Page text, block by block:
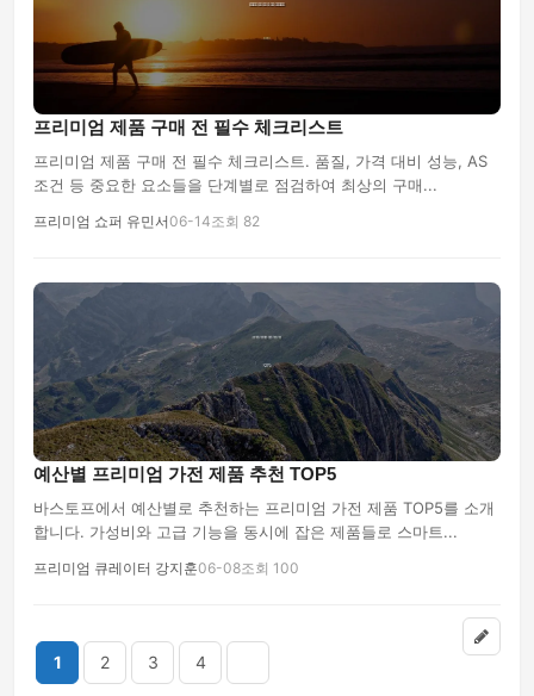
프리미엄 제품 구매 전 필수 체크리스트
프리미엄 제품 구매 전 필수 체크리스트. 품질, 가격 대비 성능, AS
조건 등 중요한 요소들을 단계별로 점검하여 최상의 구매...
프리미엄 쇼퍼 유민서06-14조회 82
예산별 프리미엄 가전 제품 추천 TOP5
바스토프에서 예산별로 추천하는 프리미엄 가전 제품 TOP5를 소개
합니다. 가성비와 고급 기능을 동시에 잡은 제품들로 스마트...
프리미엄 큐레이터 강지훈06-08조회 100
1 2 3 4